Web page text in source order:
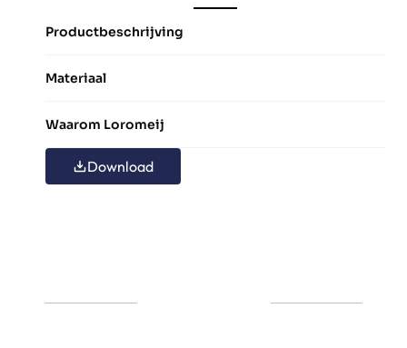
Productbeschrijving
Materiaal
Waarom Loromeij
Download